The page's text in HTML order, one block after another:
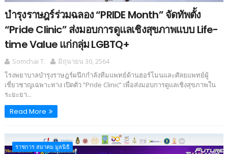
บำรุงราษฎร์ร่วมฉลอง “PRIDE Month” จัดทัพตั้ง
“Pride Clinic” ส่งมอบการดูแลเชิงสุขภาพแบบ Life-
time Value แก่กลุ่ม LGBTQ+
Somchai T.
มิถุนายน 30, 2564
โรงพยาบาลบำรุงราษฎร์ผนึกกำลังทีมแพทย์ด้านฮอร์โมนและศัลยแพทย์ผู้
เชี่ยวชาญเฉพาะทาง เปิดตัว “Pride Clinic” เพื่อส่งมอบการดูแลเชิงสุขภาพใน
ระยะยา...
Read More
ราชการ สมาคม มูลนิธิ